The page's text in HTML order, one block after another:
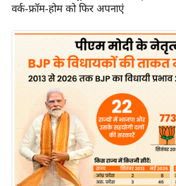
वर्क-फ्रॉम-होम को फिर अपनाएं